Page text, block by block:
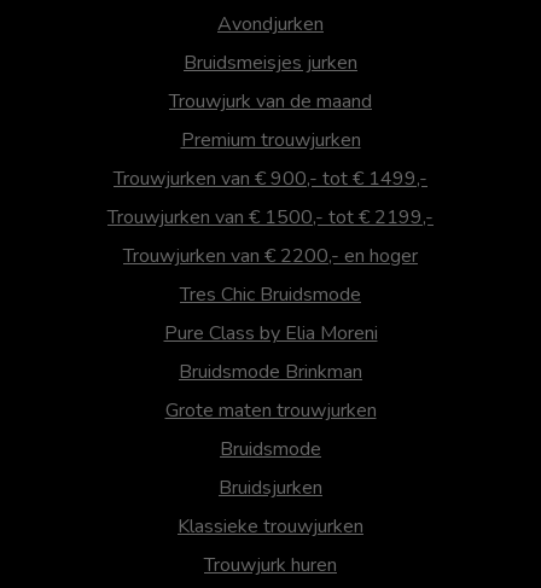
Avondjurken
Bruidsmeisjes jurken
Trouwjurk van de maand
Premium trouwjurken
Trouwjurken van € 900,- tot € 1499,-
Trouwjurken van € 1500,- tot € 2199,-
Trouwjurken van € 2200,- en hoger
Tres Chic Bruidsmode
Pure Class by Elia Moreni
Bruidsmode Brinkman
Grote maten trouwjurken
Bruidsmode
Bruidsjurken
Klassieke trouwjurken
Trouwjurk huren